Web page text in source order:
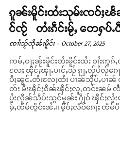
ၵူၼ်းမိူင်းထႆးသုမ်းၸဝ်ႈ
င်ၸႂ် တႆးၵဵင်းမႂ်ႇ တေႁပ်ႉ
ၸၢႆးသႂ်ၸိုၼ်ႈမိူင်း - October 27, 2025
ဢမ်ႇဝႃႈၼႂ်းမိူင်းတႆးမိူင်းထႆး ဝၢႆးဢွၵ်
လႄႈ ၾိင်ႈၾႃႉပၢင်ႇသႂ် ၵႂႃႇလႂ်ပႆလႂ်ၵ
ပီႈၼွင်ႉတႆးလႄႈထႆး ပၢၼ်သိုပ်ႇပၢၼ်
တ်း မီးၾိင်ႈၵိၼ်ၾိင်ႈလူႇတင်းၼမ်
ပွႆးလိူၼ်သိပ်းသွင်မူၼ်း ႁိုဝ် ၾိင်ႈလွႆးၵထူ
မႂ်ႇၸဵမ်ၸိူဝ်းၼႆႉ။ မိူဝ်ႈလဵဝ်ၵေႃႈ ၸဵမ်ပီ